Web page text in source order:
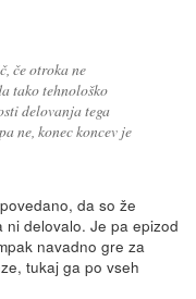
če otroka ne
tako tehnološko
delovanja tega
ne, konec koncev je
da so že
delovalo. Je pa epizod
navadno gre za
tukaj ga po vseh